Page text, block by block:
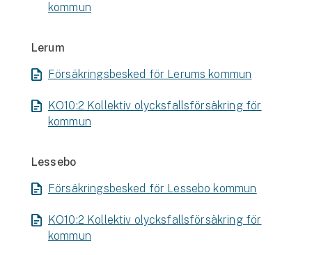
kommun
Lerum
Försäkringsbesked för Lerums kommun
KO10:2 Kollektiv olycksfallsförsäkring för
kommun
Lessebo
Försäkringsbesked för Lessebo kommun
KO10:2 Kollektiv olycksfallsförsäkring för
kommun